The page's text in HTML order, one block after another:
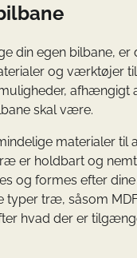
din egen bilbane, er
og værktøjer
afhængigt
skal være.
materialer til
er holdbart og
og formes efter dine
typer træ, såsom
hvad der er